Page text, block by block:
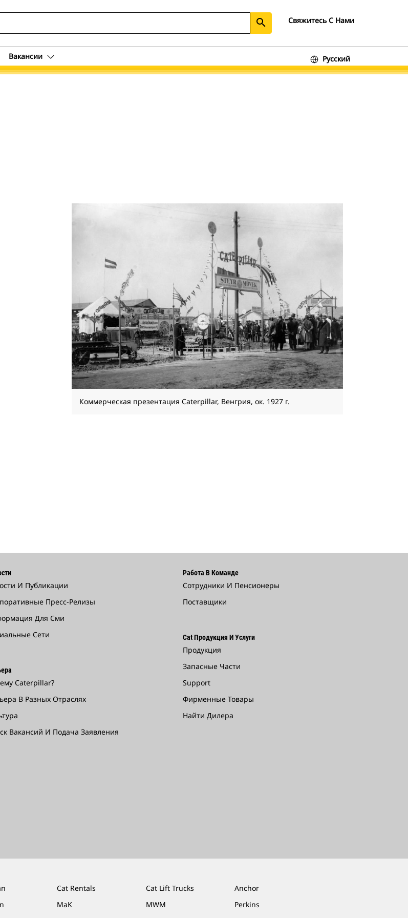
search Свяжитесь С Нами
Вакансии Русский
Коммерческая презентация Caterpillar, Венгрия, ок. 1927 г.
И Публикации
Пресс-Релизы
Для Сми
Сети
Caterpillar?
В Разных Отраслях
Вакансий И Подача Заявления
Работа В Команде
Сотрудники И Пенсионеры
Поставщики
Cat Продукция И Услуги
Продукция
Запасные Части
Support
Фирменные Товары
Найти Дилера
Cat Rentals Cat Lift Trucks
Anchor
MaK MWM
Perkins